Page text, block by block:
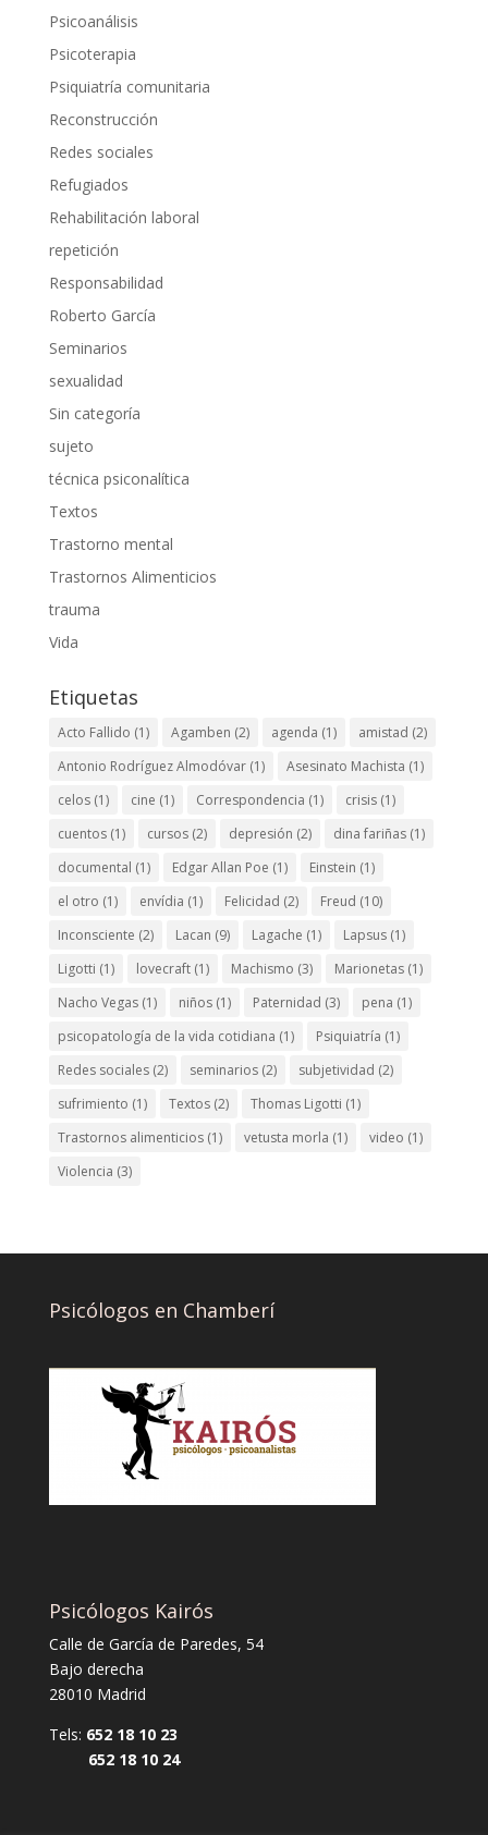
Psicoanálisis
Psicoterapia
Psiquiatría comunitaria
Reconstrucción
Redes sociales
Refugiados
Rehabilitación laboral
repetición
Responsabilidad
Roberto García
Seminarios
sexualidad
Sin categoría
sujeto
técnica psiconalítica
Textos
Trastorno mental
Trastornos Alimenticios
trauma
Vida
Etiquetas
Acto Fallido (1) Agamben (2) agenda (1) amistad (2)
Antonio Rodríguez Almodóvar(1) Asesinato Machista (1)
celos(1) cine (1) Correspondencia (1) crisis(1)
cuentos(1) cursos(2) depresión (2) dina fariñas(1)
documental (1) Edgar Allan Poe (1) Einstein (1)
el otro (1) envídia (1) Felicidad (2) Freud (10)
Inconsciente (2) Lacan (9) Lagache (1) Lapsus(1)
Ligotti (1) lovecraft(1) Machismo (3) Marionetas(1)
Nacho Vegas(1) niños(1) Paternidad (3) pena (1)
psicopatología de la vida cotidiana (1) Psiquiatría (1)
Redes sociales(2) seminarios(2) subjetividad (2)
sufrimiento (1) Textos(2) Thomas Ligotti (1)
Trastornos alimenticios(1) vetusta morla (1) video (1)
Violencia (3)
Psicólogos en Chamberí
Psicólogos Kairós
Calle de García de Paredes, 54
Bajo derecha
28010 Madrid
Tels: 652 18 10 23
652 18 10 24